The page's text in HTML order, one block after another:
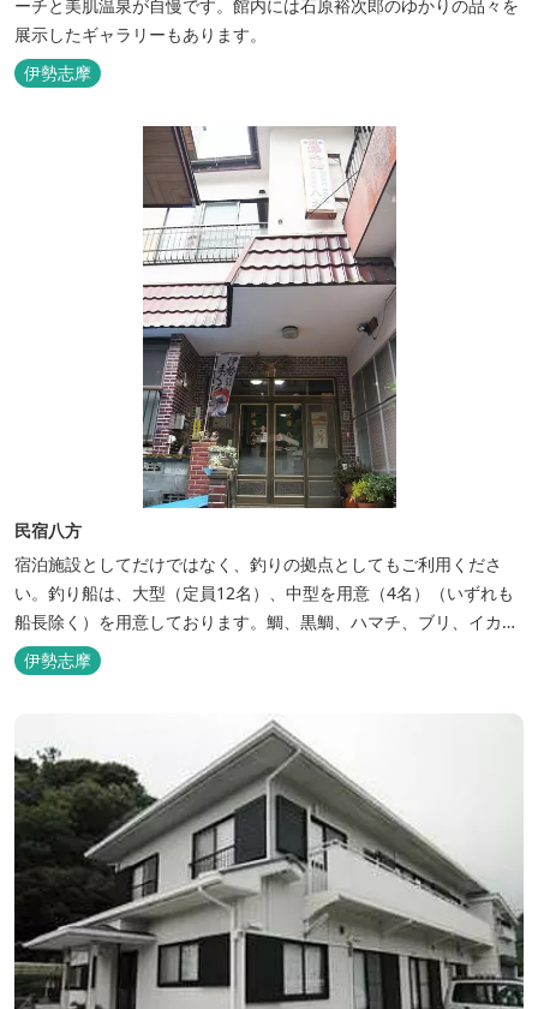
ーチと美肌温泉が自慢です。館内には石原裕次郎のゆかりの品々を
展示したギャラリーもあります。
伊勢志摩
民宿八方
宿泊施設としてだけではなく、釣りの拠点としてもご利用くださ
い。釣り船は、大型（定員12名）、中型を用意（4名）（いずれも
船長除く）を用意しております。鯛、黒鯛、ハマチ、ブリ、イカ
等、お客様のご要望に合わせた漁場にご案内いたします。当店か
ら、徒歩2分です。
伊勢志摩